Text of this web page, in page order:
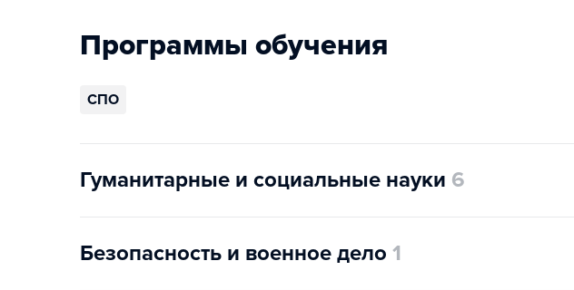
Программы обучения
СПО
Гуманитарные и социальные науки 6
Безопасность и военное дело 1